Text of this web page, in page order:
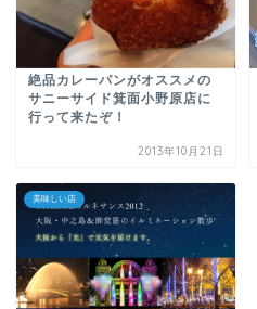
絶品カレーパンがオススメの
サニーサイド箕面小野原店に
行って来たぞ！
2013年10月21日
美味しい店